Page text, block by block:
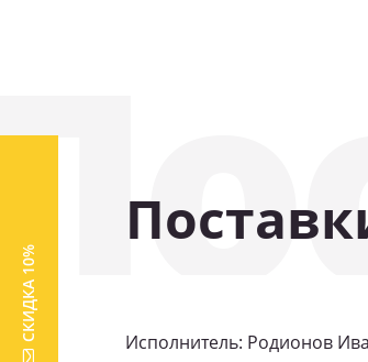
Исполнитель: Родионов
СКИДКА 10%